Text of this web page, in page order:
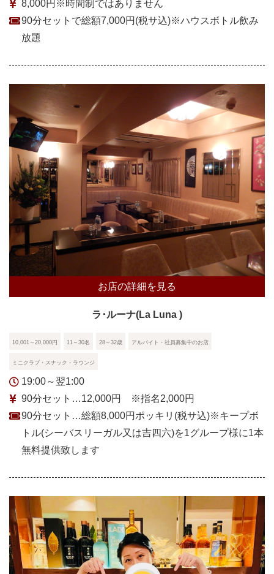
8,000円※時間制ではありません
90分セットで総額7,000円(税サ込)※ハウスボトル飲み
放題
お店の詳細を見る
ラ･ルーナ(La Luna )
10,001～20,000円 11～30名 28～32歳 アルバイト・社員募集中のお店
ミニクラブ・スナック・ラウンジ
19:00～翌1:00
90分セット…12,000円 ※指名2,000円
90分セット…総額8,000円ポッキリ(税サ込)※キープボ
トル(シーバスリーガル又は吉四六)を1グループ様に1本
無料提供致します